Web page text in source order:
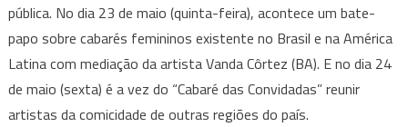
pública. No dia 23 de maio (quinta-feira), acontece um bate-
papo sobre cabarés femininos existente no Brasil e na América
Latina com mediação da artista Vanda Côrtez (BA). E no dia 24
de maio (sexta) é a vez do “Cabaré das Convidadas” reunir
artistas da comicidade de outras regiões do país.